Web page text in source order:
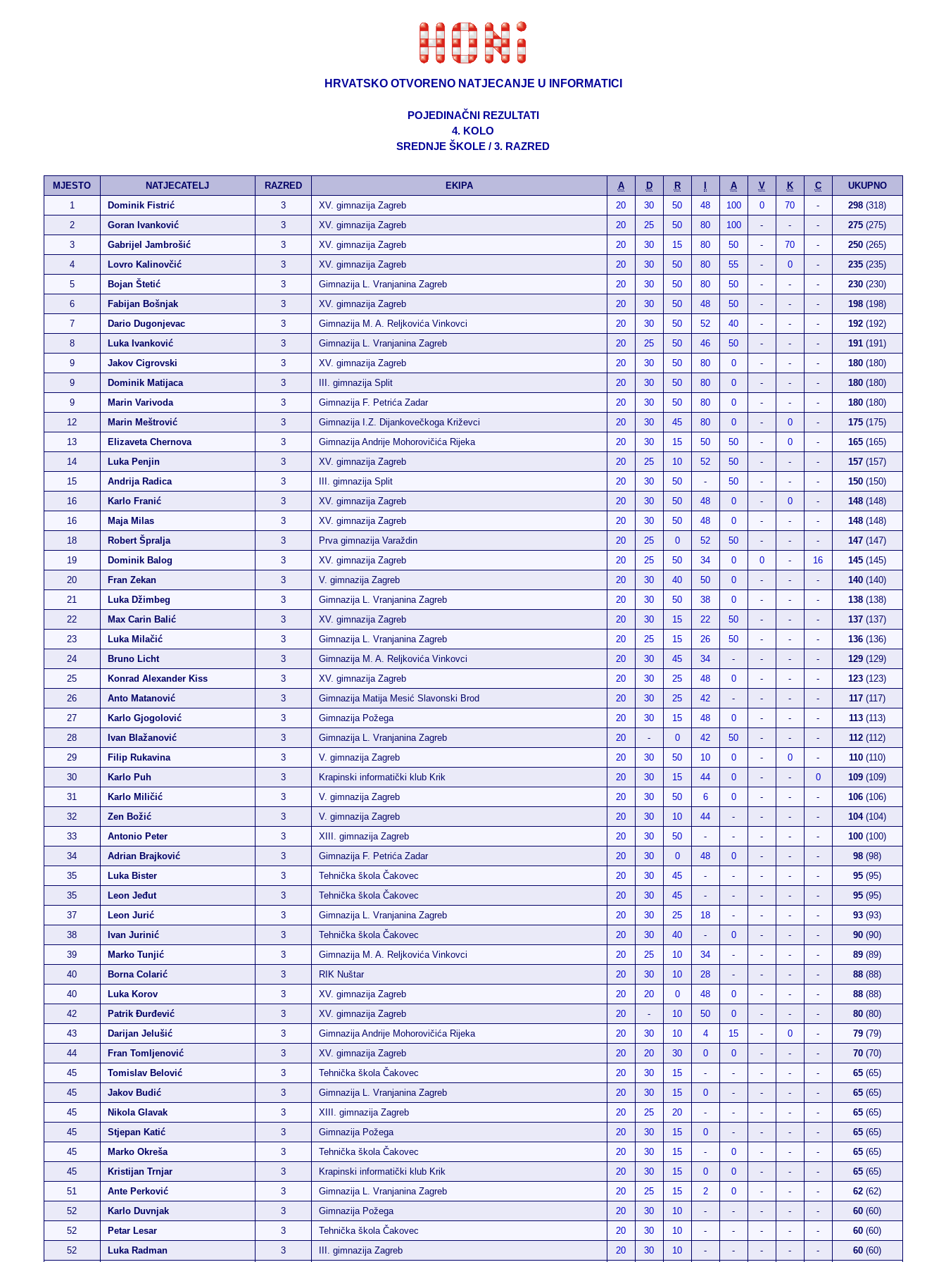
HRVATSKO OTVORENO NATJECANJE U INFORMATICI
POJEDINAČNI REZULTATI
4. KOLO
SREDNJE ŠKOLE / 3. RAZRED
MJESTO NATJECATELJ RAZRED EKIPA A D R A V K C
UKUPNO
1
Dominik Fistrić 3 XV. gimnazija Zagreb 20 30 50 48 100 0 70 - 298 (318)
2
Goran Ivanković 3 XV. gimnazija Zagreb 20 25 50 80 100 - - - 275 (275)
3
Gabrijel Jambrošić 3 XV. gimnazija Zagreb 20 30 15 80 50 - 70 - 250 (265)
4
Lovro Kalinovčić 3 XV. gimnazija Zagreb 20 30 50 80 55 - 0 - 235 (235)
5
Bojan Štetić 3 Gimnazija L. Vranjanina Zagreb 20 30 50 80 50 - - - 230 (230)
6
Fabijan Bošnjak 3 XV. gimnazija Zagreb 20 30 50 48 50 - - - 198 (198)
7
Dario Dugonjevac 3 Gimnazija M. A. Reljkovića Vinkovci 20 30 50 52 40 - - - 192 (192)
8
Luka Ivanković 3 Gimnazija L. Vranjanina Zagreb 20 25 50 46 50 - - - 191 (191)
9
Jakov Cigrovski 3 XV. gimnazija Zagreb 20 30 50 80 0 - - - 180 (180)
9
Dominik Matijaca 3 III. gimnazija Split 20 30 50 80 0 - - - 180 (180)
9
Marin Varivoda 3 Gimnazija F. Petrića Zadar 20 30 50 80 0 - - - 180 (180)
12
Marin Meštrović 3 Gimnazija I.Z. Dijankovečkoga Križevci 20 30 45 80 0 - 0 - 175 (175)
13
Elizaveta Chernova 3 Gimnazija Andrije Mohorovičića Rijeka 20 30 15 50 50 - 0 - 165 (165)
14
Luka Penjin 3 XV. gimnazija Zagreb 20 25 10 52 50 - - - 157 (157)
15
Andrija Radica 3 III. gimnazija Split 20 30 50 - 50 - - - 150 (150)
16
Karlo Franić 3 XV. gimnazija Zagreb 20 30 50 48 0 - 0 - 148 (148)
16
Maja Milas 3 XV. gimnazija Zagreb 20 30 50 48 0 - - - 148 (148)
18
Robert Špralja 3 Prva gimnazija Varaždin 20 25 0 52 50 - - - 147 (147)
19
Dominik Balog 3 XV. gimnazija Zagreb 20 25 50 34 0 0 - 16 145 (145)
20
Fran Zekan 3 V. gimnazija Zagreb 20 30 40 50 0 - - - 140 (140)
21
Luka Džimbeg 3 Gimnazija L. Vranjanina Zagreb 20 30 50 38 0 - - - 138 (138)
22
Max Carin Balić 3 XV. gimnazija Zagreb 20 30 15 22 50 - - - 137 (137)
23
Luka Milačić 3 Gimnazija L. Vranjanina Zagreb 20 25 15 26 50 - - - 136 (136)
24
Bruno Licht 3 Gimnazija M. A. Reljkovića Vinkovci 20 30 45 34 - - - - 129 (129)
25
Konrad Alexander Kiss 3 XV. gimnazija Zagreb 20 30 25 48 0 - - - 123 (123)
26
Anto Matanović 3 Gimnazija Matija Mesić Slavonski Brod 20 30 25 42 - - - - 117 (117)
27
Karlo Gjogolović 3 Gimnazija Požega 20 30 15 48 0 - - - 113 (113)
28
Ivan Blažanović 3 Gimnazija L. Vranjanina Zagreb 20 - 0 42 50 - - - 112 (112)
29
Filip Rukavina 3 V. gimnazija Zagreb 20 30 50 10 0 - 0 - 110 (110)
30
Karlo Puh 3 Krapinski informatički klub Krik 20 30 15 44 0 - - 0 109 (109)
31
Karlo Miličić 3 V. gimnazija Zagreb 20 30 50 6 0 - - - 106 (106)
32
Zen Božić 3 V. gimnazija Zagreb 20 30 10 44 - - - - 104(104)
33
Antonio Peter 3 XIII. gimnazija Zagreb 20 30 50 - - - - - 100 (100)
34
Adrian Brajković 3 Gimnazija F. Petrića Zadar 20 30 0 48 0 - - - 98 (98)
35
Luka Bister 3 Tehnička škola Čakovec 20 30 45 - - - - - 95 (95)
35
Leon Jeđut 3 Tehnička škola Čakovec 20 30 45 - - - - - 95 (95)
37
Leon Jurić 3 Gimnazija L. Vranjanina Zagreb 20 30 25 18 - - - - 93 (93)
38
Ivan Jurinić 3 Tehnička škola Čakovec 20 30 40 - 0 - - - 90 (90)
39
Marko Tunjić 3 Gimnazija M. A. Reljkovića Vinkovci 20 25 10 34 - - - - 89 (89)
40
Borna Colarić 3 RIK Nuštar 20 30 10 28 - - - - 88 (88)
40
Luka Korov 3 XV. gimnazija Zagreb 20 20 0 48 0 - - - 88 (88)
42
Patrik Đurđević 3 XV. gimnazija Zagreb 20 - 10 50 0 - - - 80 (80)
43
Darijan Jelušić 3 Gimnazija Andrije Mohorovičića Rijeka 20 30 10 4 15 - 0 - 79 (79)
44
Fran Tomljenović 3 XV. gimnazija Zagreb 20 20 30 0 0 - - - 70 (70)
45
Tomislav Belović 3 Tehnička škola Čakovec 20 30 15 - - - - - 65 (65)
45
Jakov Budić 3 Gimnazija L. Vranjanina Zagreb 20 30 15 0 - - - - 65 (65)
45
Nikola Glavak 3 XIII. gimnazija Zagreb 20 25 20 - - - - - 65 (65)
45
Stjepan Katić 3 Gimnazija Požega 20 30 15 0 - - - - 65 (65)
45
Marko Okreša 3 Tehnička škola Čakovec 20 30 15 - 0 - - - 65 (65)
45
Kristijan Trnjar 3 Krapinski informatički klub Krik 20 30 15 0 0 - - - 65 (65)
51
Ante Perković 3 Gimnazija L. Vranjanina Zagreb 20 25 15 2 0 - - - 62 (62)
52
Karlo Duvnjak 3 Gimnazija Požega 20 30 10 - - - - - 60 (60)
52
Petar Lesar 3 Tehnička škola Čakovec 20 30 10 - - - - - 60 (60)
52
Luka Radman 3 III. gimnazija Zagreb 20 30 10 - - - - - 60 (60)